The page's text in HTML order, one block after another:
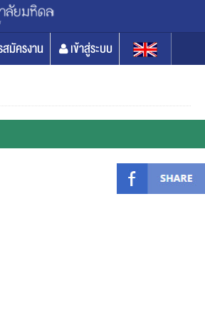
มัครงาน
เข้าสู่ระบบ